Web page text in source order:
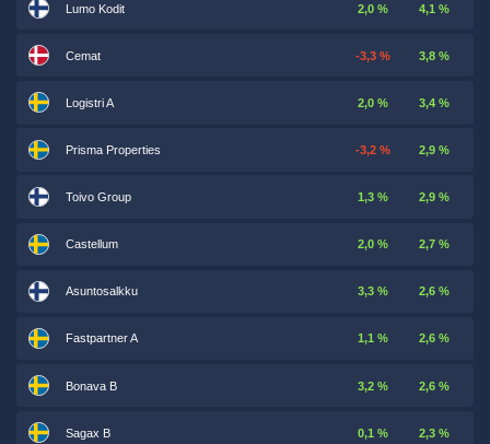
Lumo Kodit 2,0 % 4,1 %
Cemat -3,3 % 3,8 %
Logistri A 2,0 % 3,4 %
Prisma Properties -3,2 % 2,9 %
Toivo Group 1,3 % 2,9 %
Castellum 2,0 % 2,7 %
Asuntosalkku 3,3 % 2,6 %
Fastpartner A 1,1 % 2,6 %
Bonava B 3,2 % 2,6 %
Sagax B 0,1 % 2,3 %